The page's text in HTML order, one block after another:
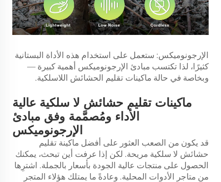
الإرجونوميكس: ستعمل على استخدام هذه الأداة البستانية
كثيرًا، لذا تكتسب مبادئ الإرجونوميكس أهمية كبيرة —
وبخاصة في حالة ماكينات تقليم الحشائش اللاسلكية.
ماكينات تقليم حشائش لا سلكية عالية
الأداء ومُصمَّمة وفق مبادئ
الإرجونوميكس
قد يكون من الصعب العثور على أفضل ماكينة تقليم
حشائش لا سلكية مريحة. لكن إذا عرفت أين تبحث، يمكنك
الحصول على منتجات عالية الجودة بأسعار بالجملة. اشترِها
من متاجر الأدوات المحلية. وعادةً ما يمتلك هؤلاء المتجر